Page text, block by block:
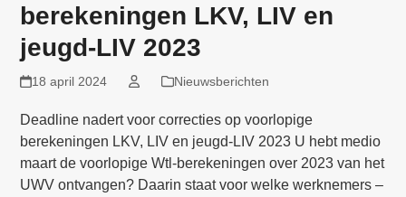
berekeningen LKV, LIV en
jeugd-LIV 2023
18 april 2024 Nieuwsberichten
Deadline nadert voor correcties op voorlopige
berekeningen LKV, LIV en jeugd-LIV 2023 U hebt medio
maart de voorlopige Wtl-berekeningen over 2023 van het
UWV ontvangen? Daarin staat voor welke werknemers –